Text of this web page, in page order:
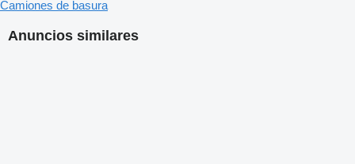
Anuncios similares
Camiones de basura